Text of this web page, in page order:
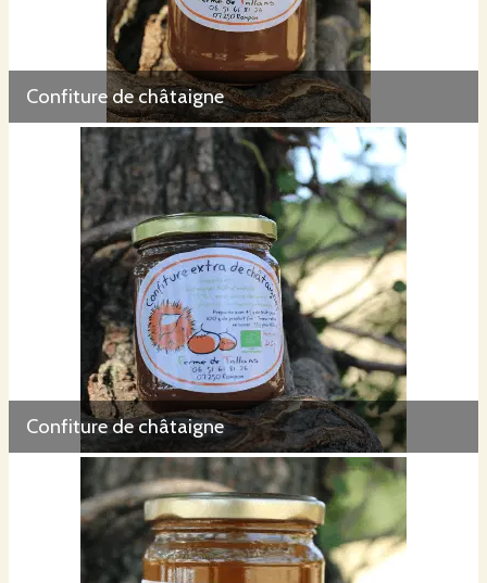
Confiture de châtaigne
Confiture de châtaigne